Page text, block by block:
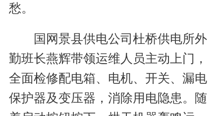
愁。
国网景县供电公司杜桥供电所外
勤班长燕辉带领运维人员主动上门，
全面检修配电箱、电机、开关、漏电
保护器及变压器，消除用电隐患。随